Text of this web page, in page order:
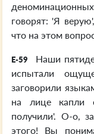
говорят: 'Я
что на этом
E-59
Наши
испытали
заговорили
на лице капли
получили'. О-о,
этого! Вы